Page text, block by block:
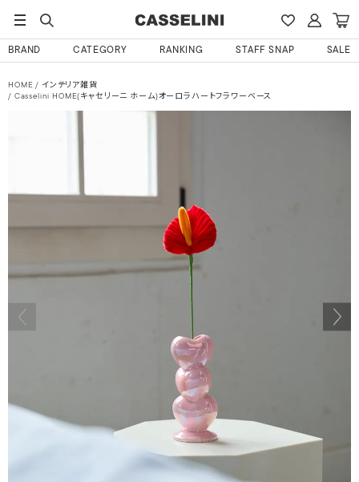
BRAND CATEGORY RANKING STAFF SNAP SALE
HOME
インテリア雑貨
Casselini HOME(キャセリーニ ホーム)オーロラハートフラワーベース